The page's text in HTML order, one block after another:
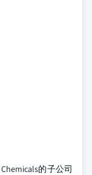
的子公司